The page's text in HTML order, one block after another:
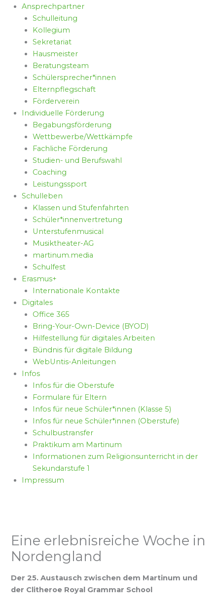
Ansprechpartner
Schulleitung
Kollegium
Sekretariat
Hausmeister
Beratungsteam
Schülersprecher*innen
Elternpflegschaft
Förderverein
Individuelle Förderung
Begabungsförderung
Wettbewerbe/Wettkämpfe
Fachliche Förderung
Studien- und Berufswahl
Coaching
Leistungssport
Schulleben
Klassen und Stufenfahrten
Schüler*innenvertretung
Unterstufenmusical
Musiktheater-AG
martinum.media
Schulfest
Erasmus+
Internationale Kontakte
Digitales
Office 365
Bring-Your-Own-Device (BYOD)
Hilfestellung für digitales Arbeiten
Bündnis für digitale Bildung
WebUntis-Anleitungen
Infos
Infos für die Oberstufe
Formulare für Eltern
Infos für neue Schüler*innen (Klasse 5)
Infos für neue Schüler*innen (Oberstufe)
Schulbustransfer
Praktikum am Martinum
Informationen zum Religionsunterricht in der
Sekundarstufe 1
Impressum
Eine erlebnisreiche Woche in
Nordengland
Der 25. Austausch zwischen dem Martinum und
der Clitheroe Royal Grammar School